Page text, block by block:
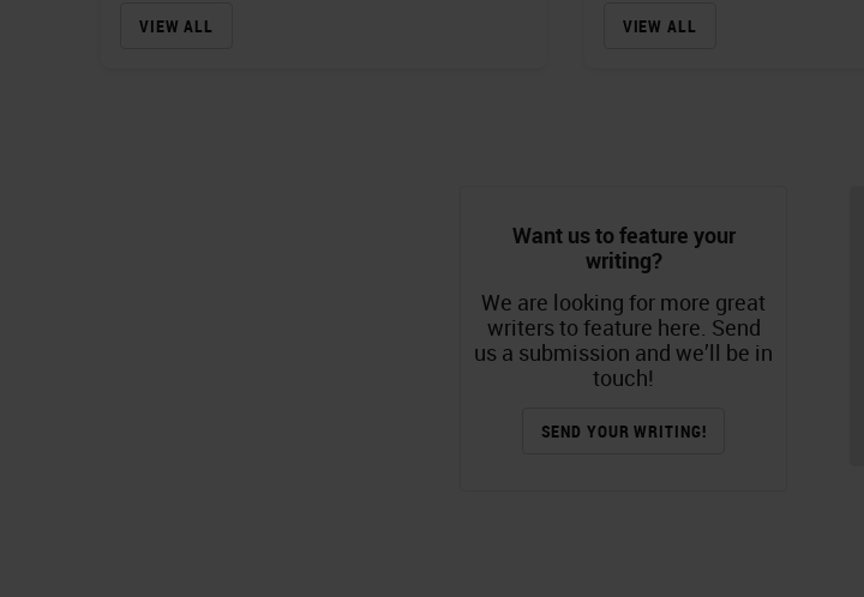
VIEW ALL VIEW ALL
Want us to feature your
writing?
We are looking for more great
writers to feature here. Send
us a submission and we’ll be in
touch!
SEND YOUR WRITING!